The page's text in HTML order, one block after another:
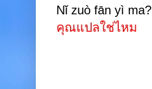
Nǐ zuò fān yì ma?
คุณแปลใช่ไหม